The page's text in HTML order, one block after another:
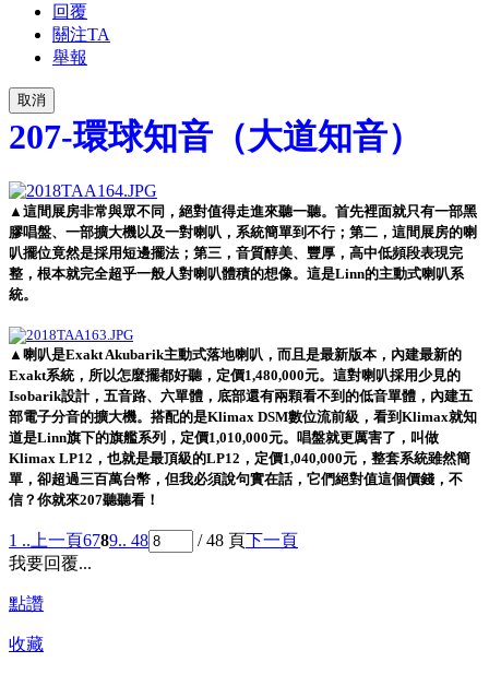
回覆
關注TA
舉報
取消
207-環球知音（大道知音）
▲這間展房非常與眾不同，絕對值得走進來聽一聽。首先裡面就只有一部黑
膠唱盤、一部擴大機以及一對喇叭，系統簡單到不行；第二，這間展房的喇
叭擺位竟然是採用短邊擺法；第三，音質醇美、豐厚，高中低頻段表現完
整，根本就完全超乎一般人對喇叭體積的想像。這是Linn的主動式喇叭系
統。
▲喇叭是Exakt Akubarik主動式落地喇叭，而且是最新版本，內建最新的
Exakt系統，所以怎麼擺都好聽，定價1,480,000元。這對喇叭採用少見的
Isobarik設計，五音路、六單體，底部還有兩顆看不到的低音單體，內建五
部電子分音的擴大機。搭配的是Klimax DSM數位流前級，看到Klimax就知
道是Linn旗下的旗艦系列，定價1,010,000元。唱盤就更厲害了，叫做
Klimax LP12，也就是最頂級的LP12，定價1,040,000元，整套系統雖然簡
單，卻超過三百萬台幣，但我必須說句實在話，它們絕對值這個價錢，不
信？你就來207聽聽看！
1 ..上一頁6789.. 48 / 48 頁
下一頁
我要回覆...
點讚
收藏